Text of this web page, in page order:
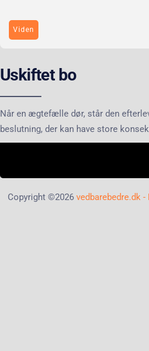
Viden
Uskiftet bo
Når en ægtefælle dør, står den
beslutning, der kan have store
Copyright ©2026 vedbarebedre.dk